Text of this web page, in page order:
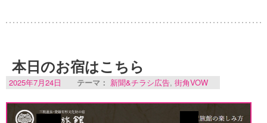
本日のお宿はこちら
2025年7月24日 テーマ： 新聞&チラシ広告, 街角VOW